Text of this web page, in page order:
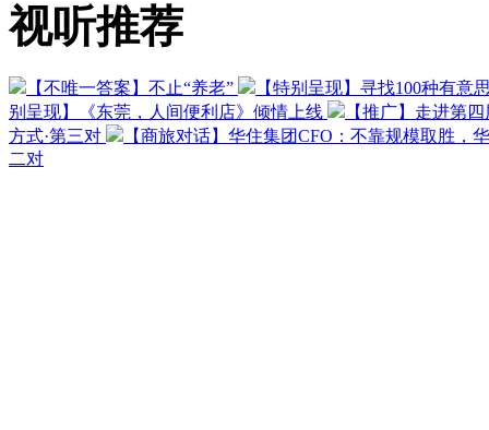
视听推荐
【不唯一答案】不止“养老”
【特别呈现】寻找100种有意
别呈现】《东莞，人间便利店》倾情上线
【推广】走进第
方式·第三对
【商旅对话】华住集团CFO：不靠规模取胜，
二对